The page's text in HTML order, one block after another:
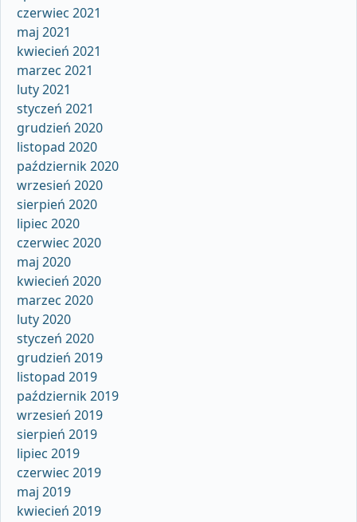
czerwiec 2021
maj 2021
kwiecień 2021
marzec 2021
luty 2021
styczeń 2021
grudzień 2020
listopad 2020
październik 2020
wrzesień 2020
sierpień 2020
lipiec 2020
czerwiec 2020
maj 2020
kwiecień 2020
marzec 2020
luty 2020
styczeń 2020
grudzień 2019
listopad 2019
październik 2019
wrzesień 2019
sierpień 2019
lipiec 2019
czerwiec 2019
maj 2019
kwiecień 2019